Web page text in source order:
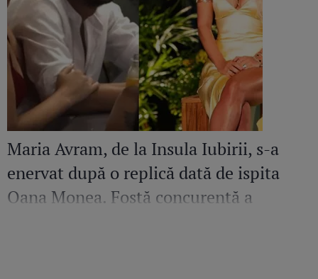
Maria Avram, de la Insula Iubirii, s-a
enervat după o replică dată de ispita
Oana Monea. Fostă concurentă a